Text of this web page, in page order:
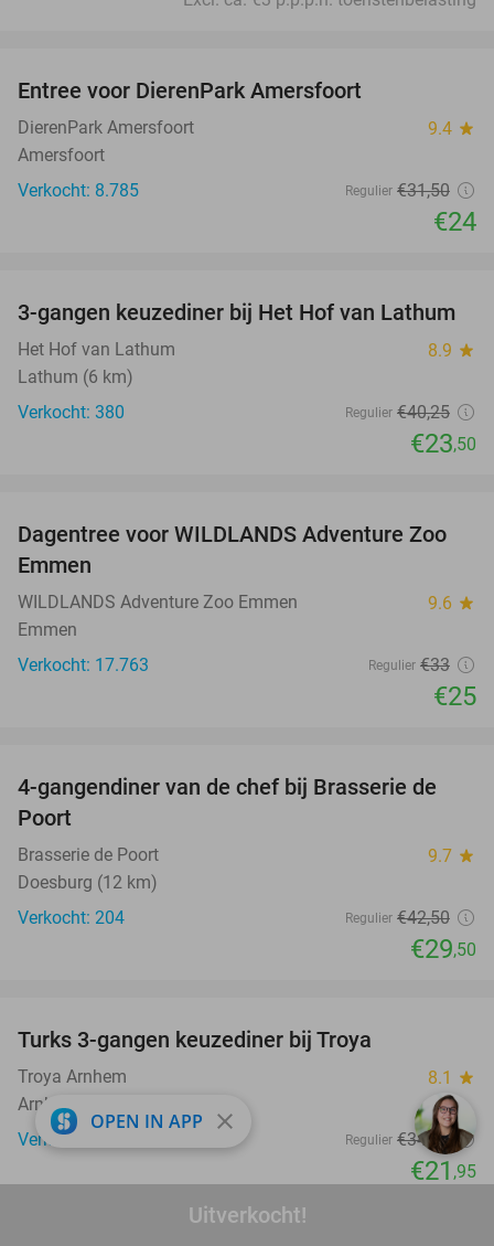
Uitverkocht!
Entree voor DierenPark Amersfoort
DierenPark Amersfoort 9.4 star
Amersfoort
Verkocht: 8.785
Regulier €31,50
€24
42%
3-gangen keuzediner bij Het Hof van Lathum
Het Hof van Lathum 8.9 star
Lathum (6 km)
Verkocht: 380
Regulier €40,25
€23,50
24%
Dagentree voor WILDLANDS Adventure Zoo
Emmen
WILDLANDS Adventure Zoo Emmen 9.6 star
Emmen
Verkocht: 17.763
Regulier €33
€25
31%
4-gangendiner van de chef bij Brasserie de
Poort
Brasserie de Poort 9.7 star
Doesburg (12 km)
Verkocht: 204
Regulier €42,50
€29,50
Turks 3-gangen keuzediner bij Troya
Troya Arnhem 8.1 star
Arnhem
Verkocht: 798
Regulier €34,10
€21 ,95
OPEN IN APP close